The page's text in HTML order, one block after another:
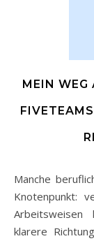
MEIN WEG
Manche beruflichen Stationen wirken rückblickend wie ein
Knotenpunkt:
klarere